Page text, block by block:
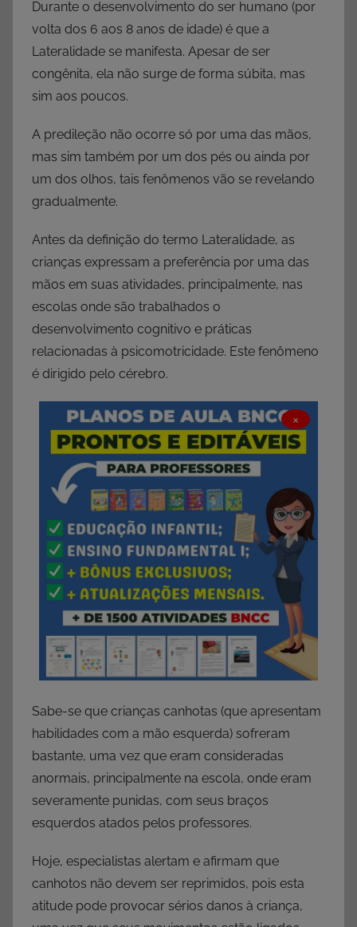
Durante o desenvolvimento do ser humano (por
volta dos 6 aos 8 anos de idade) é que a
Lateralidade se manifesta. Apesar de ser
congênita, ela não surge de forma súbita, mas
sim aos poucos.
A predileção não ocorre só por uma das mãos,
mas sim também por um dos pés ou ainda por
um dos olhos, tais fenômenos vão se revelando
gradualmente.
Antes da definição do termo Lateralidade, as
crianças expressam a preferência por uma das
mãos em suas atividades, principalmente, nas
escolas onde são trabalhados o
desenvolvimento cognitivo e práticas
relacionadas à psicomotricidade. Este fenômeno
é dirigido pelo cérebro.
×
Sabe-se que crianças canhotas (que apresentam
habilidades com a mão esquerda) sofreram
bastante, uma vez que eram consideradas
anormais, principalmente na escola, onde eram
severamente punidas, com seus braços
esquerdos atados pelos professores.
Hoje, especialistas alertam e afirmam que
canhotos não devem ser reprimidos, pois esta
atitude pode provocar sérios danos à criança,